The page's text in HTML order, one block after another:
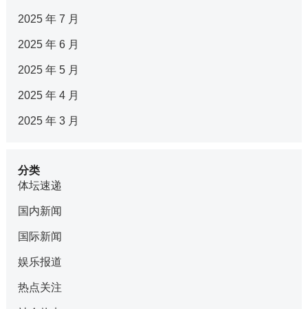
2025 年 7 月
2025 年 6 月
2025 年 5 月
2025 年 4 月
2025 年 3 月
分类
体坛速递
国内新闻
国际新闻
娱乐报道
热点关注